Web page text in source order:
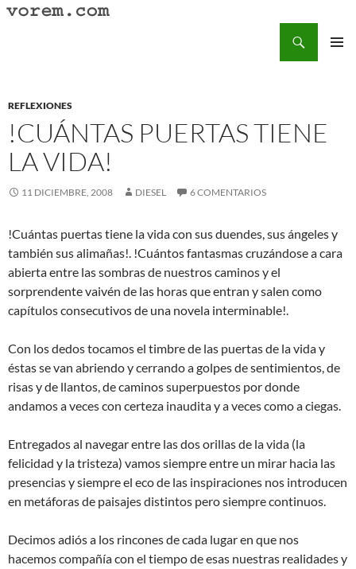
Saltar
REFLEXIONES
!CUÁNTAS PUERTAS TIENE
LA VIDA!
11 DICIEMBRE, 2008 DIESEL 6 COMENTARIOS
!Cuántas puertas tiene la vida con sus duendes, sus ángeles y
también sus alimañas!. !Cuántos fantasmas cruzándose a cara
abierta entre las sombras de nuestros caminos y el
sorprendente vaivén de las horas que entran y salen como
capítulos consecutivos de una novela interminable!.
Con los dedos tocamos el timbre de las puertas de la vida y
éstas se van abriendo y cerrando a golpes de sentimientos, de
risas y de llantos, de caminos superpuestos por donde
andamos a veces con certeza inaudita y a veces como a ciegas.
Entregados al navegar entre las dos orillas de la vida (la
felicidad y la tristeza) vamos siempre entre un mirar hacia las
presencias y siempre el eco de las inspiraciones nos introducen
en metáforas de paisajes distintos pero siempre continuos.
Decimos adiós a los rincones de cada lugar en que nos
hacemos compañía con el tiempo de esas nuestras realidades y